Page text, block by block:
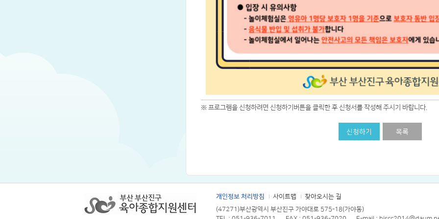
※ 프로그램을 신청하려면 신청하기버튼을 클릭한 후 신청서를 작성해 주시기 바랍니다.
신청하기 목록
개인정보 처리방침 사이트맵
찾아오시는 길
(47271)부산광역시 부산진구 가야대로 575-18(가야동)